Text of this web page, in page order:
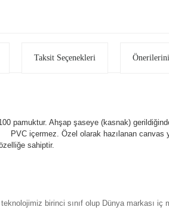
Taksit Seçenekleri
pamuktur. Ahşap şaseye (kasnak)
içermez. Özel olarak hazılanan canvas
sahiptir.
birinci sınıf olup Dünya markası iç